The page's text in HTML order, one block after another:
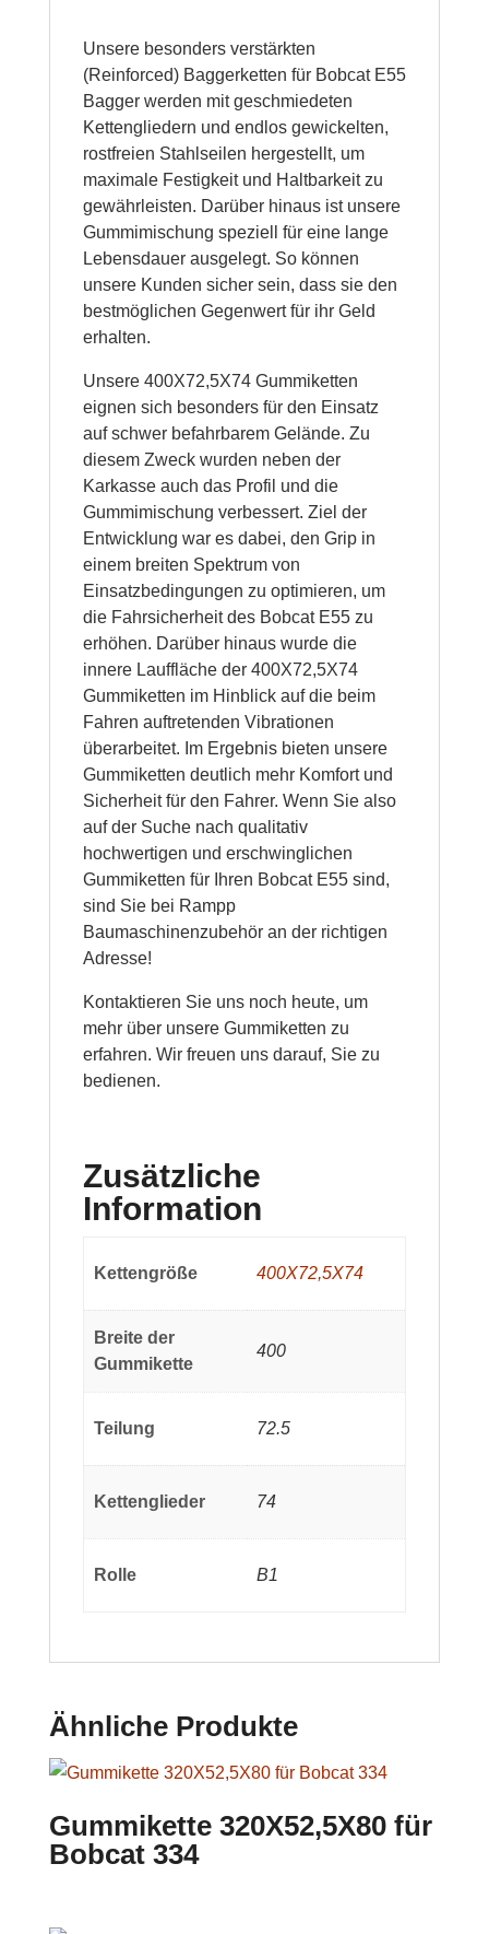
Unsere besonders verstärkten
(Reinforced) Baggerketten für Bobcat E55
Bagger werden mit geschmiedeten
Kettengliedern und endlos gewickelten,
rostfreien Stahlseilen hergestellt, um
maximale Festigkeit und Haltbarkeit zu
gewährleisten. Darüber hinaus ist unsere
Gummimischung speziell für eine lange
Lebensdauer ausgelegt. So können
unsere Kunden sicher sein, dass sie den
bestmöglichen Gegenwert für ihr Geld
erhalten.
Unsere 400X72,5X74 Gummiketten
eignen sich besonders für den Einsatz
auf schwer befahrbarem Gelände. Zu
diesem Zweck wurden neben der
Karkasse auch das Profil und die
Gummimischung verbessert. Ziel der
Entwicklung war es dabei, den Grip in
einem breiten Spektrum von
Einsatzbedingungen zu optimieren, um
die Fahrsicherheit des Bobcat E55 zu
erhöhen. Darüber hinaus wurde die
innere Lauffläche der 400X72,5X74
Gummiketten im Hinblick auf die beim
Fahren auftretenden Vibrationen
überarbeitet. Im Ergebnis bieten unsere
Gummiketten deutlich mehr Komfort und
Sicherheit für den Fahrer. Wenn Sie also
auf der Suche nach qualitativ
hochwertigen und erschwinglichen
Gummiketten für Ihren Bobcat E55 sind,
sind Sie bei Rampp
Baumaschinenzubehör an der richtigen
Adresse!
Kontaktieren Sie uns noch heute, um
mehr über unsere Gummiketten zu
erfahren. Wir freuen uns darauf, Sie zu
bedienen.
Zusätzliche
Information
Kettengröße 400X72,5X74
Breite der
Gummikette
400
Teilung 72.5
Kettenglieder 74
Rolle B1
Ähnliche Produkte
Gummikette 320X52,5X80 für
Bobcat 334